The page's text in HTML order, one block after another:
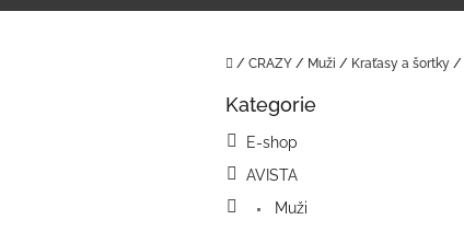
Domů
/ CRAZY / Muži / Kraťasy a šortky /
Přeskočit
Kategorie
E-shop
AVISTA
Muži